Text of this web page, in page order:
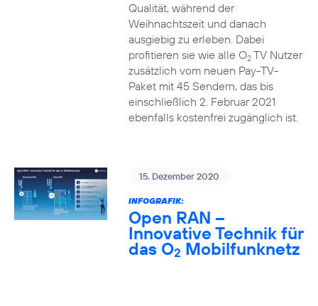
Qualität, während der
Weihnachtszeit und danach
ausgiebig zu erleben. Dabei
profitieren sie wie alle O2TV Nutzer
zusätzlich vom neuen Pay-TV-
Paket mit 45 Sendern, das bis
einschließlich 2. Februar 2021
ebenfalls kostenfrei zugänglich ist.
15. Dezember 2020
INFOGRAFIK:
Open RAN –
Innovative Technik für
das O2 Mobilfunknetz